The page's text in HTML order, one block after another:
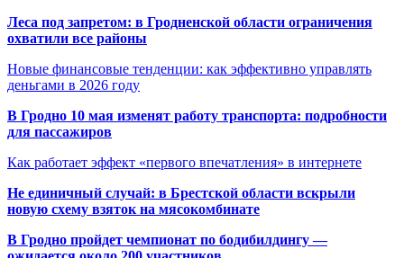
Леса под запретом: в Гродненской области ограничения
охватили все районы
Новые финансовые тенденции: как эффективно управлять
деньгами в 2026 году
В Гродно 10 мая изменят работу транспорта: подробности
для пассажиров
Как работает эффект «первого впечатления» в интернете
Не единичный случай: в Брестской области вскрыли
новую схему взяток на мясокомбинате
В Гродно пройдет чемпионат по бодибилдингу —